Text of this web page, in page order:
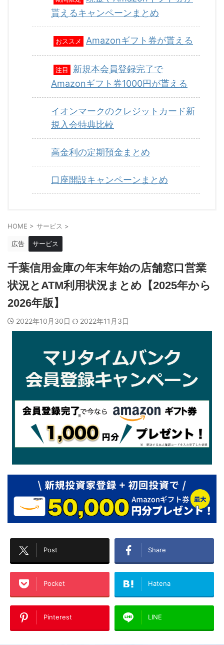
貰えるキャンペーンまとめ
おススメ Amazonギフト券が貰える
注目
新規本会員登録完了で
Amazonギフト券1000円が貰える
イオンマークのクレジットカード新
規入会特典比較
高金利の定期預金まとめ
口座開設キャンペーンまとめ
HOME > サービス >
広告 サービス
千葉信用金庫の年末年始の店舗窓口営業
状況とATM利用状況まとめ【2025年から
2026年版】
2022年10月30日 2022年11月3日
Post Share
Pocket Hatena
Pinterest LINE